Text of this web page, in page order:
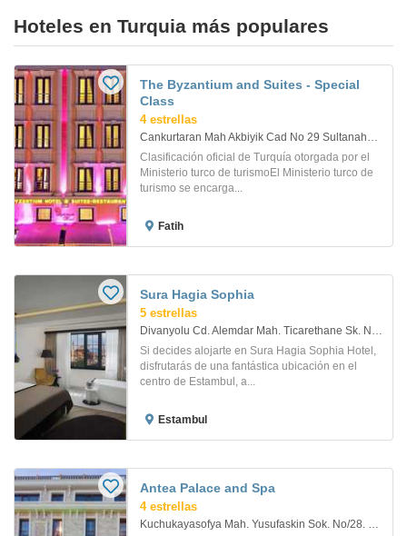
Hoteles en Turquia más populares
The Byzantium and Suites - Special
Class
4 estrellas
Clasificación oficial de Turquía otorgada por el
Ministerio turco de turismoEl Ministerio turco de
turismo se encarga...
Fatih
Sura Hagia Sophia
5 estrellas
Si decides alojarte en Sura Hagia Sophia Hotel,
disfrutarás de una fantástica ubicación en el
centro de Estambul, a...
Estambul
Antea Palace and Spa
4 estrellas